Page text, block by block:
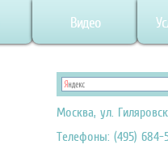
Видео
Москва, ул.
Телефоны: (495) 684-